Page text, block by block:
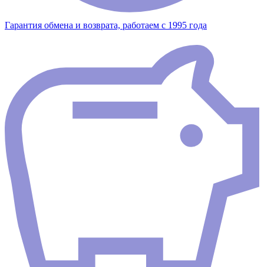
Гарантия обмена и возврата, работаем с 1995 года